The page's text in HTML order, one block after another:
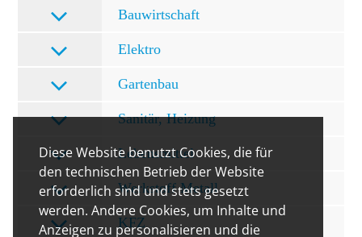
Diese Website benutzt Cookies, die für
den technischen Betrieb der Website
erforderlich sind und stets gesetzt
werden. Andere Cookies, um Inhalte und
Anzeigen zu personalisieren und die
Bauwirtschaft
Elektro
Gartenbau
Sanitär, Heizung
Lebensmittel
Werkstoff Metall
KFZ